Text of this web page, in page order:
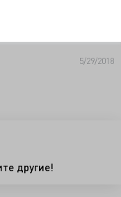
5/29/2018
другие!